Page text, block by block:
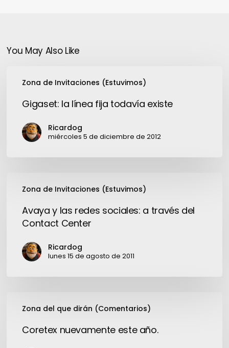
You May Also Like
Zona de Invitaciones (Estuvimos)
todavía
existe
Gigaset: la línea fija todavía existe
Ricardog
miércoles 5 de diciembre de 2012
Zona de Invitaciones (Estuvimos)
redes
sociales:
través
Avaya y las redes sociales: a través del
Contact Center
Ricardog
lunes 15 de agosto de 2011
Zona del que dirán (Comentarios)
nuevamente
Coretex nuevamente este año.